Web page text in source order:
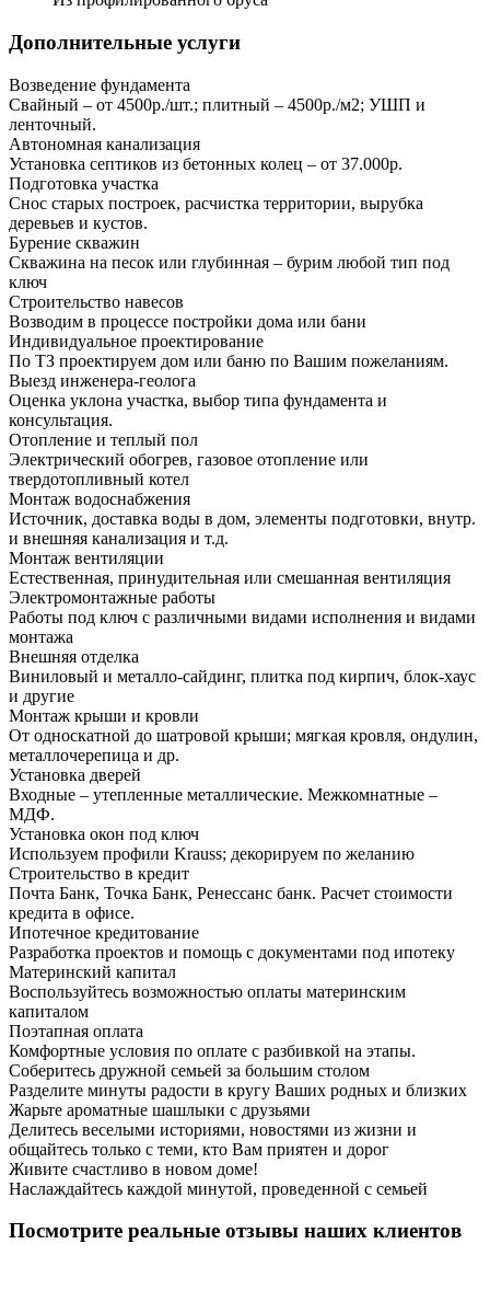
Дополнительные услуги
Возведение фундамента
Свайный – от 4500р./шт.; плитный – 4500р./м2; УШП и
ленточный.
Автономная канализация
Установка септиков из бетонных колец – от 37.000р.
Подготовка участка
Снос старых построек, расчистка территории, вырубка
деревьев и кустов.
Бурение скважин
Скважина на песок или глубинная – бурим любой тип под
ключ
Строительство навесов
Возводим в процессе постройки дома или бани
Индивидуальное проектирование
По ТЗ проектируем дом или баню по Вашим пожеланиям.
Выезд инженера-геолога
Оценка уклона участка, выбор типа фундамента и
консультация.
Отопление и теплый пол
Электрический обогрев, газовое отопление или
твердотопливный котел
Монтаж водоснабжения
Источник, доставка воды в дом, элементы подготовки, внутр.
и внешняя канализация и т.д.
Монтаж вентиляции
Естественная, принудительная или смешанная вентиляция
Электромонтажные работы
Работы под ключ с различными видами исполнения и видами
монтажа
Внешняя отделка
Виниловый и металло-сайдинг, плитка под кирпич, блок-хаус
и другие
Монтаж крыши и кровли
От односкатной до шатровой крыши; мягкая кровля, ондулин,
металлочерепица и др.
Установка дверей
Входные – утепленные металлические. Межкомнатные –
МДФ.
Установка окон под ключ
Используем профили Krauss; декорируем по желанию
Строительство в кредит
Почта Банк, Точка Банк, Ренессанс банк. Расчет стоимости
кредита в офисе.
Ипотечное кредитование
Разработка проектов и помощь с документами под ипотеку
Материнский капитал
Воспользуйтесь возможностью оплаты материнским
капиталом
Поэтапная оплата
Комфортные условия по оплате с разбивкой на этапы.
Соберитесь дружной семьей за большим столом
Разделите минуты радости в кругу Ваших родных и близких
Жарьте ароматные шашлыки с друзьями
Делитесь веселыми историями, новостями из жизни и
общайтесь только с теми, кто Вам приятен и дорог
Живите счастливо в новом доме!
Наслаждайтесь каждой минутой, проведенной с семьей
Посмотрите реальные отзывы наших клиентов